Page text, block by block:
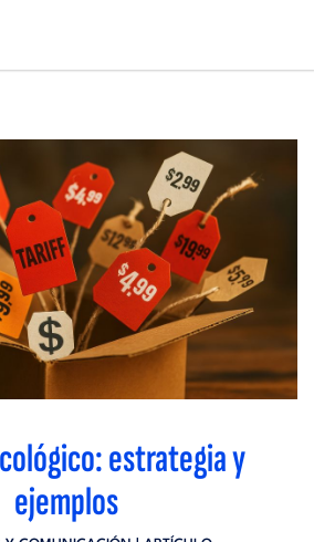
estrategia y
ejemplos